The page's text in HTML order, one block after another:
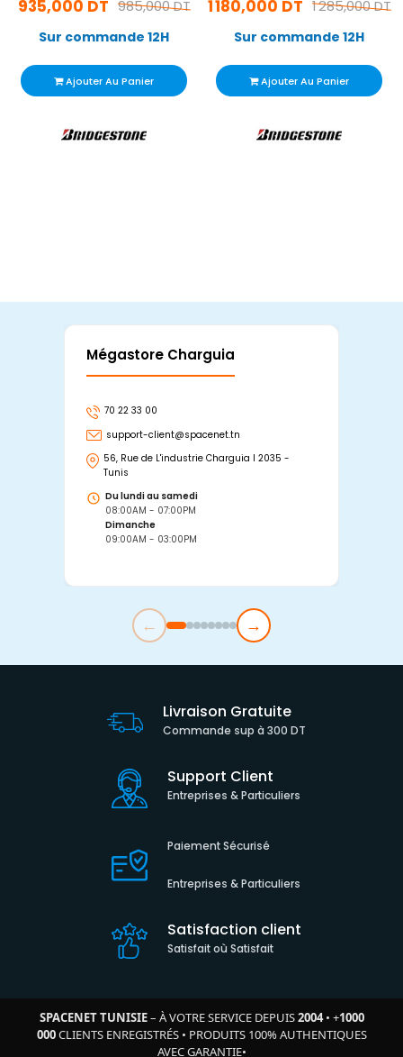
985,000 DT
935,000 DT
Sur commande 12H
Ajouter Au Panier
1 285,000 DT
1 180,000 DT
Sur commande 12H
Ajouter Au Panier
Mégastore Charguia
70 22 33 00
support-client@spacenet.tn
56, Rue de L'industrie Charguia I 2035 -
Tunis
Du lundi au samedi
08:00AM - 07:00PM
Dimanche
09:00AM - 03:00PM
← →
Livraison Gratuite
Commande sup à 300 DT
Support Client
Entreprises & Particuliers
Paiement Sécurisé
Entreprises & Particuliers
Satisfaction client
Satisfait où Satisfait
SPACENET TUNISIE– À VOTRE SERVICE DEPUIS2004• +1000
000CLIENTS ENREGISTRÉS• PRODUITS 100% AUTHENTIQUES
AVEC GARANTIE•